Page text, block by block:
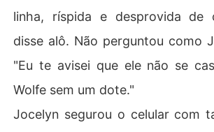
linha, ríspida e desprovida de
disse alô. Não perguntou como
"Eu te avisei que ele não se
Wolfe sem um dote."
Jocelyn segurou o celular com